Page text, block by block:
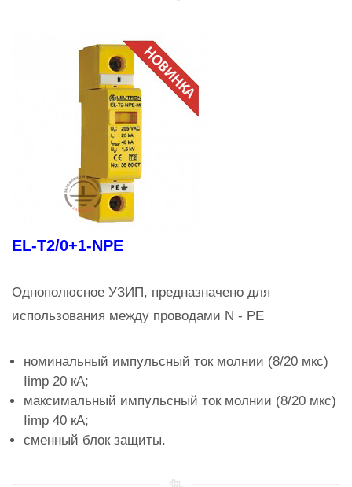
EL-T2/0+1-NPE
Однополюсное УЗИП, предназначено для
использования между проводами N - PE
номинальный импульсный ток молнии (8/20 мкс)
Iimp 20 кА;
максимальный импульсный ток молнии (8/20 мкс)
Iimp 40 кА;
сменный блок защиты.